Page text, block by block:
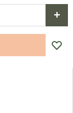
+